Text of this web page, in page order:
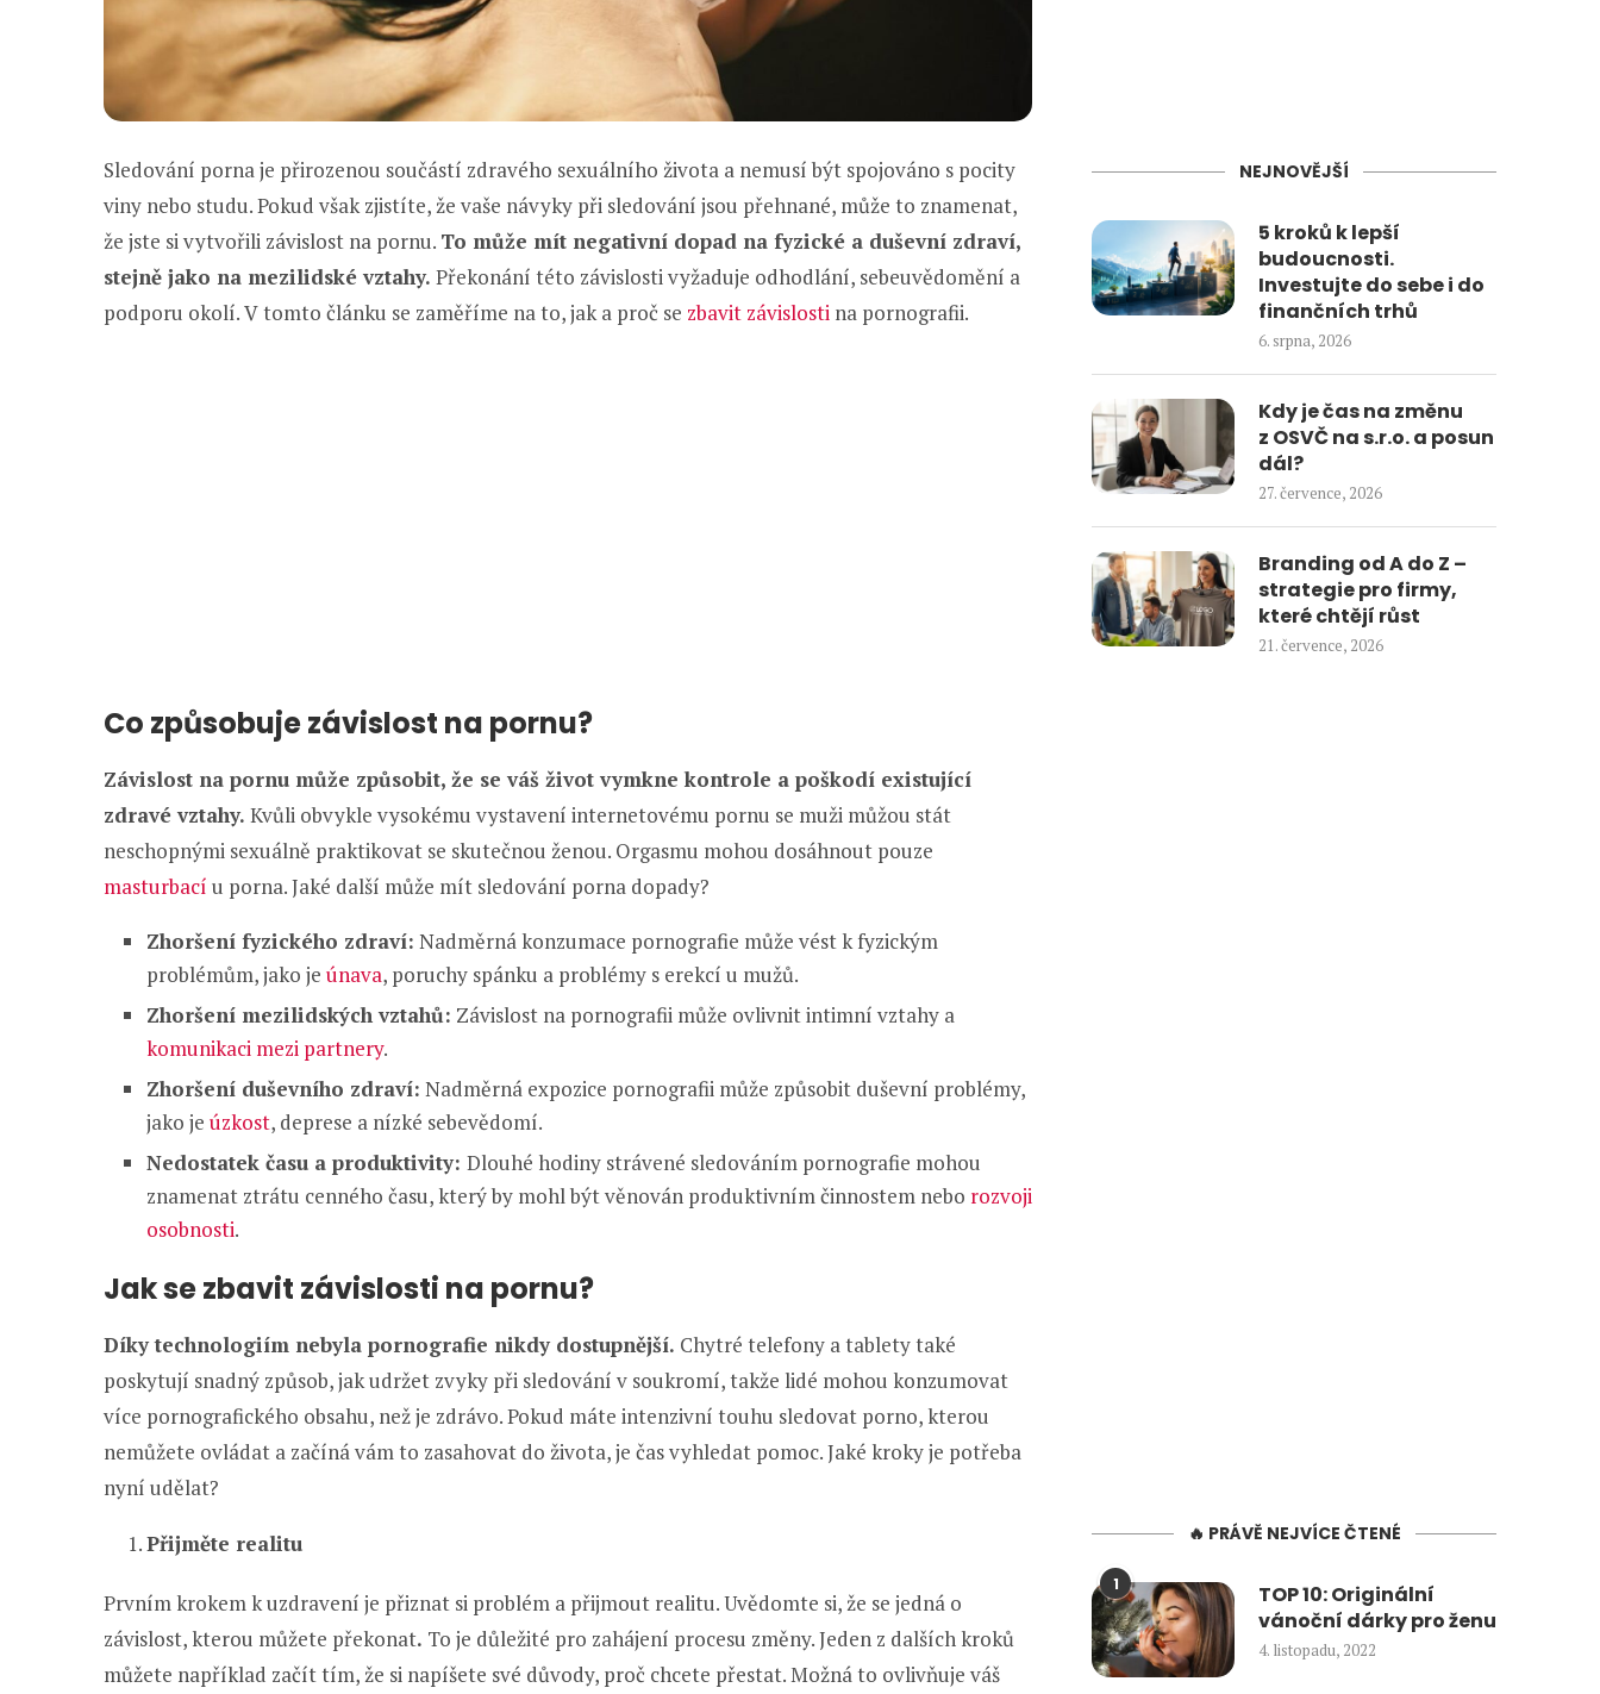
Sledování porna je přirozenou součástí zdravého sexuálního života a nemusí být spojováno s pocity
viny nebo studu. Pokud však zjistíte, že vaše návyky při sledování jsou přehnané, může to znamenat,
že jste si vytvořili závislost na pornu. To může mít negativní dopad na fyzické a duševní zdraví,
stejně jako na mezilidské vztahy. Překonání této závislosti vyžaduje odhodlání, sebeuvědomění a
podporu okolí. V tomto článku se zaměříme na to, jak a proč se zbavit závislosti na pornografii.
Co způsobuje závislost na pornu?
Závislost na pornu může způsobit, že se váš život vymkne kontrole a poškodí existující
zdravé vztahy. Kvůli obvykle vysokému vystavení internetovému pornu se muži můžou stát
neschopnými sexuálně praktikovat se skutečnou ženou. Orgasmu mohou dosáhnout pouze
masturbací u porna. Jaké další může mít sledování porna dopady?
Zhoršení fyzického zdraví: Nadměrná konzumace pornografie může vést k fyzickým
problémům, jako je únava, poruchy spánku a problémy s erekcí u mužů.
Zhoršení mezilidských vztahů: Závislost na pornografii může ovlivnit intimní vztahy a
komunikaci mezi partnery.
Zhoršení duševního zdraví: Nadměrná expozice pornografii může způsobit duševní problémy,
jako je úzkost, deprese a nízké sebevědomí.
Nedostatek času a produktivity: Dlouhé hodiny strávené sledováním pornografie mohou
znamenat ztrátu cenného času, který by mohl být věnován produktivním činnostem nebo rozvoji
osobnosti.
Jak se zbavit závislosti na pornu?
Díky technologiím nebyla pornografie nikdy dostupnější. Chytré telefony a tablety také
poskytují snadný způsob, jak udržet zvyky při sledování v soukromí, takže lidé mohou konzumovat
více pornografického obsahu, než je zdrávo. Pokud máte intenzivní touhu sledovat porno, kterou
nemůžete ovládat a začíná vám to zasahovat do života, je čas vyhledat pomoc. Jaké kroky je potřeba
nyní udělat?
Přijměte realitu
Prvním krokem k uzdravení je přiznat si problém a přijmout realitu. Uvědomte si, že se jedná o
závislost, kterou můžete překonat. To je důležité pro zahájení procesu změny. Jeden z dalších kroků
můžete například začít tím, že si napíšete své důvody, proč chcete přestat. Možná to ovlivňuje váš
NEJNOVĚJŠÍ
5 kroků k lepší
budoucnosti.
Investujte do sebe i do
finančních trhů
6. srpna, 2026
Kdy je čas na změnu
z OSVČ na s.r.o. a posun
dál?
27. července, 2026
Branding od A do Z –
strategie pro firmy,
které chtějí růst
21. července, 2026
🔥 PRÁVĚ NEJVÍCE ČTENÉ
1
TOP 10: Originální
vánoční dárky pro ženu
4. listopadu, 2022